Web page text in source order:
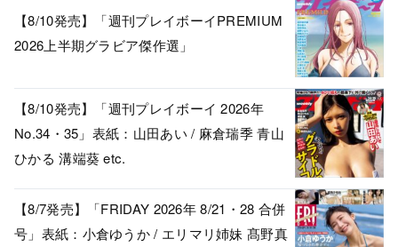
【8/10発売】「週刊プレイボーイPREMIUM
2026上半期グラビア傑作選」
【8/10発売】「週刊プレイボーイ 2026年
No.34・35」表紙：山田あい / 麻倉瑞季 青山
ひかる 溝端葵 etc.
【8/7発売】「FRIDAY 2026年 8/21・28 合併
号」表紙：小倉ゆうか / エリマリ姉妹 髙野真